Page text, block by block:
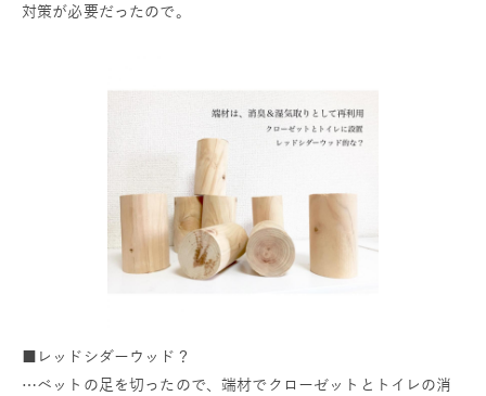
対策が必要だったので。
■レッドシダーウッド？
…ベットの足を切ったので、端材でクローゼットとトイレの消